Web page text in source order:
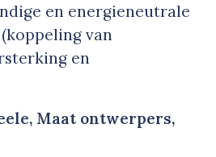
en energieneutrale
van
en
Maat ontwerpers,